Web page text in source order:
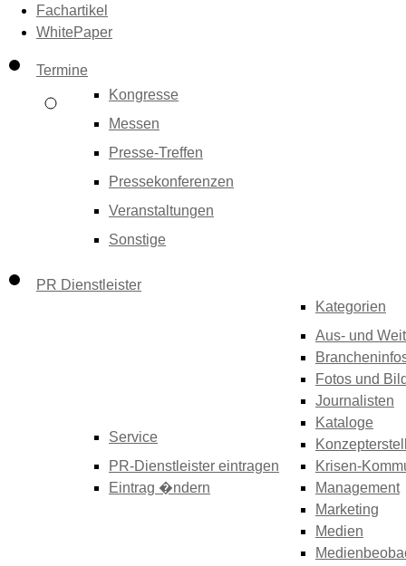
Fachartikel
WhitePaper
Termine
Kongresse
Messen
Presse-Treffen
Pressekonferenzen
Veranstaltungen
Sonstige
PR Dienstleister
Service
PR-Dienstleister eintragen
Eintrag �ndern
Kategorien
Aus- und
Fotos und
Journalisten
Kataloge
Krisen-
Management
Marketing
Medien